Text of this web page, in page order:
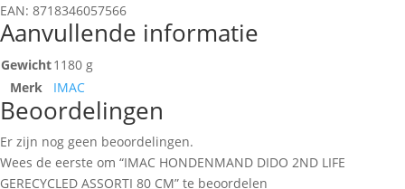
EAN: 8718346057566
Aanvullende informatie
Gewicht1180 g
Merk
IMAC
Beoordelingen
Er zijn nog geen beoordelingen.
Wees de eerste om “IMAC HONDENMAND DIDO 2ND LIFE
GERECYCLED ASSORTI 80 CM” te beoordelen